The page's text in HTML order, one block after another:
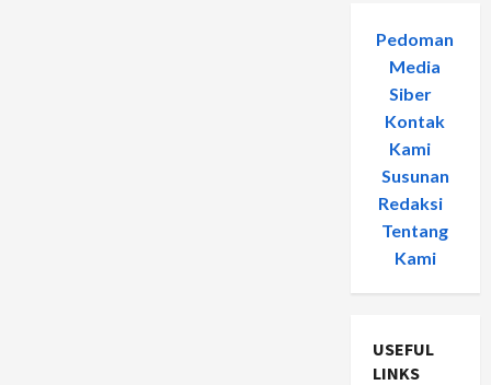
Pedoman
Media
Siber-
Kontak
Kami
Susunan
Redaksi-
Tentang
Kami
USEFUL
LINKS